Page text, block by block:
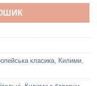
класика Килими